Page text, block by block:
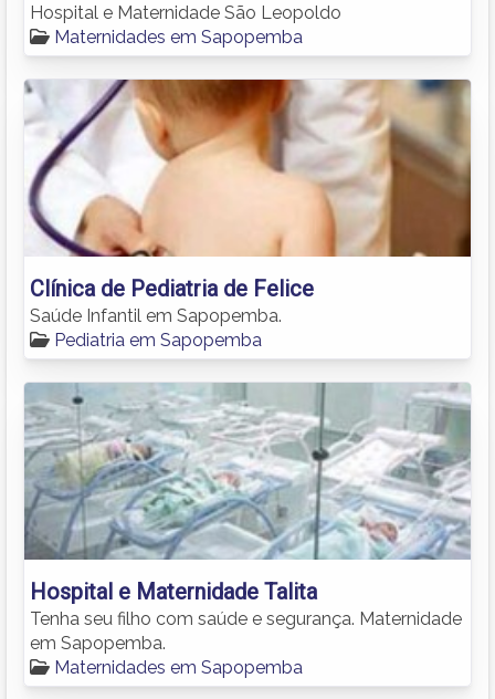
Hospital e Maternidade São Leopoldo
Maternidades em Sapopemba
Clínica de Pediatria de Felice
Saúde Infantil em Sapopemba.
Pediatria em Sapopemba
Hospital e Maternidade Talita
Tenha seu filho com saúde e segurança. Maternidade
em Sapopemba.
Maternidades em Sapopemba